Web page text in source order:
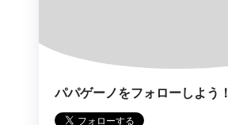
パパゲーノをフォローしよう！